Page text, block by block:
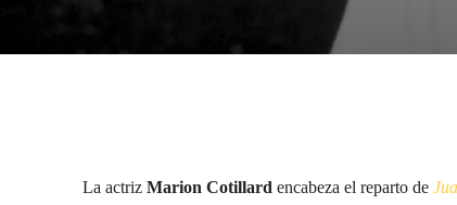
La actriz Marion Cotillard encabeza el reparto de